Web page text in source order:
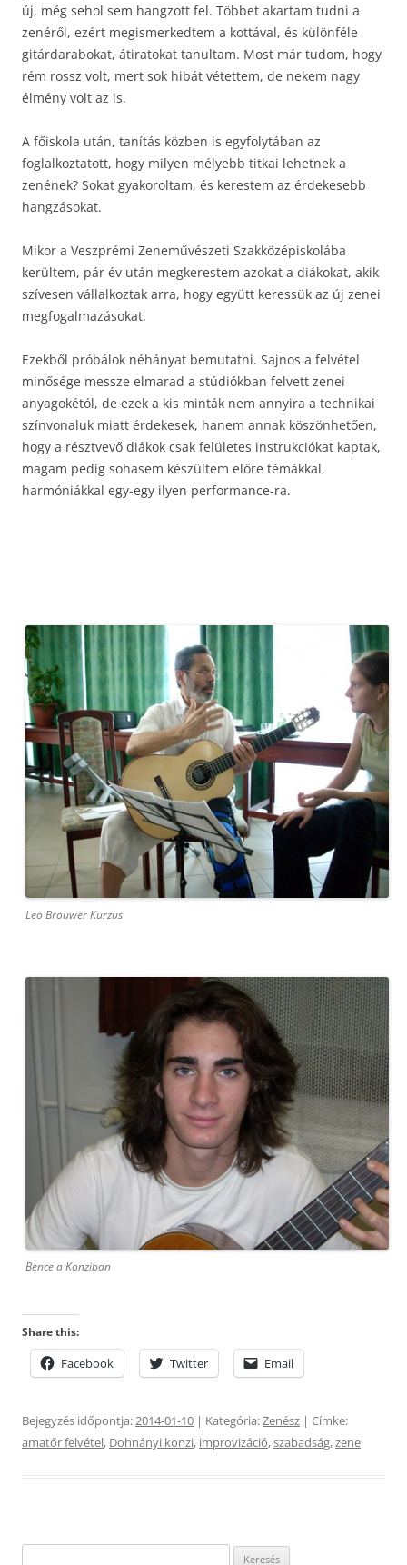
új, még sehol sem hangzott fel. Többet akartam tudni a
zenéről, ezért megismerkedtem a kottával, és különféle
gitárdarabokat, átiratokat tanultam. Most már tudom, hogy
rém rossz volt, mert sok hibát vétettem, de nekem nagy
élmény volt az is.
A főiskola után, tanítás közben is egyfolytában az
foglalkoztatott, hogy milyen mélyebb titkai lehetnek a
zenének? Sokat gyakoroltam, és kerestem az érdekesebb
hangzásokat.
Mikor a Veszprémi Zeneművészeti Szakközépiskolába
kerültem, pár év után megkerestem azokat a diákokat, akik
szívesen vállalkoztak arra, hogy együtt keressük az új zenei
megfogalmazásokat.
Ezekből próbálok néhányat bemutatni. Sajnos a felvétel
minősége messze elmarad a stúdiókban felvett zenei
anyagokétól, de ezek a kis minták nem annyira a technikai
színvonaluk miatt érdekesek, hanem annak köszönhetően,
hogy a résztvevő diákok csak felületes instrukciókat kaptak,
magam pedig sohasem készültem előre témákkal,
harmóniákkal egy-egy ilyen performance-ra.
Leo Brouwer Kurzus
Bence a Konziban
Share this:
Facebook Twitter Email
Bejegyzés időpontja:2014-01-10 | Kategória:Zenész | Címke:
amatőr felvétel, Dohnányi konzi, improvizáció,szabadság,zene